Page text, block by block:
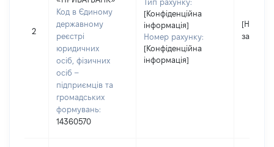
2
Код в Єдиному
державному
реєстрі
юридичних
осіб, фізичних
осіб –
підприємців та
громадських
формувань:
14360570
Тип рахунку:
[Конфіденційна
інформація]
Номер рахунку:
[Конфіденційна
інформація]
[Не